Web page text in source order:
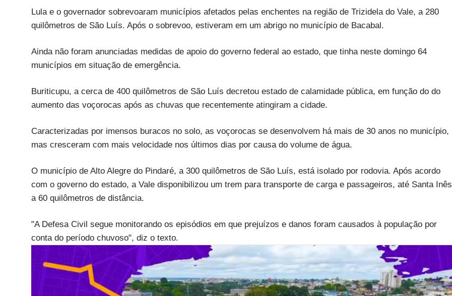
Lula e o governador sobrevoaram municípios afetados pelas enchentes na região de Trizidela do Vale, a 280
quilômetros de São Luís. Após o sobrevoo, estiveram em um abrigo no município de Bacabal.
Ainda não foram anunciadas medidas de apoio do governo federal ao estado, que tinha neste domingo 64
municípios em situação de emergência.
Buriticupu, a cerca de 400 quilômetros de São Luís decretou estado de calamidade pública, em função do do
aumento das voçorocas após as chuvas que recentemente atingiram a cidade.
Caracterizadas por imensos buracos no solo, as voçorocas se desenvolvem há mais de 30 anos no município,
mas cresceram com mais velocidade nos últimos dias por causa do volume de água.
O município de Alto Alegre do Pindaré, a 300 quilômetros de São Luís, está isolado por rodovia. Após acordo
com o governo do estado, a Vale disponibilizou um trem para transporte de carga e passageiros, até Santa Inês
a 60 quilômetros de distância.
"A Defesa Civil segue monitorando os episódios em que prejuízos e danos foram causados à população por
conta do período chuvoso", diz o texto.